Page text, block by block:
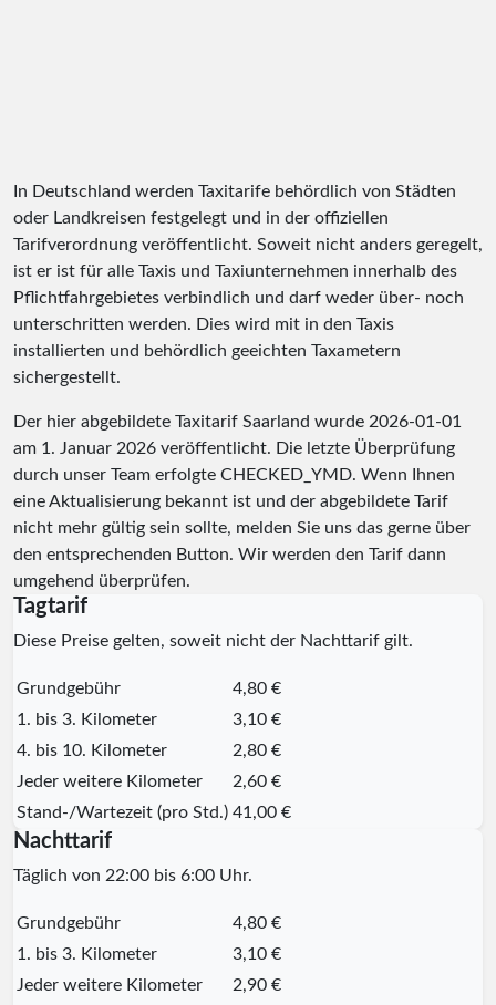
In Deutschland werden Taxitarife behördlich von Städten
oder Landkreisen festgelegt und in der offiziellen
Tarifverordnung veröffentlicht. Soweit nicht anders geregelt,
ist er ist für alle Taxis und Taxiunternehmen innerhalb des
Pflichtfahrgebietes verbindlich und darf weder über- noch
unterschritten werden. Dies wird mit in den Taxis
installierten und behördlich geeichten Taxametern
sichergestellt.
Der hier abgebildete Taxitarif Saarland wurde 2026-01-01
am 1. Januar 2026 veröffentlicht. Die letzte Überprüfung
durch unser Team erfolgte CHECKED_YMD. Wenn Ihnen
eine Aktualisierung bekannt ist und der abgebildete Tarif
nicht mehr gültig sein sollte, melden Sie uns das gerne über
den entsprechenden Button. Wir werden den Tarif dann
umgehend überprüfen.
Tagtarif
Diese Preise gelten, soweit nicht der Nachttarif gilt.
Grundgebühr
4,80 €
1. bis 3. Kilometer
3,10 €
4. bis 10. Kilometer
2,80 €
Jeder weitere Kilometer
2,60 €
Stand-/Wartezeit (pro Std.) 41,00 €
Nachttarif
Täglich von 22:00 bis 6:00 Uhr.
Grundgebühr
4,80 €
1. bis 3. Kilometer
3,10 €
Jeder weitere Kilometer
2,90 €